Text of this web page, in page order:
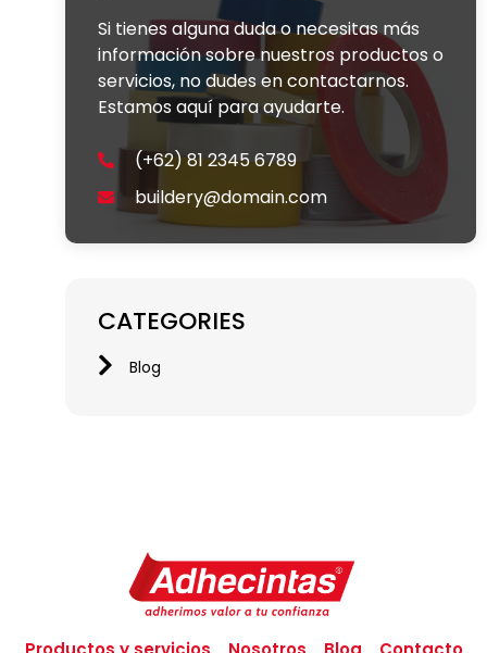
Si tienes alguna duda o necesitas más
información sobre nuestros productos o
servicios, no dudes en contactarnos.
Estamos aquí para ayudarte.
(+62) 81 2345 6789
buildery@domain.com
CATEGORIES
Blog